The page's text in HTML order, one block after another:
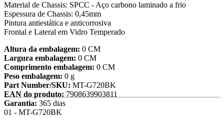
Material de Chassis: SPCC - Aço carbono laminado a frio
Espessura de Chassis: 0,45mm
Pintura antiestática e anticorrosiva
Frontal e Lateral em Vidro Temperado
Altura da embalagem: 0 CM
Largura embalagem: 0 CM
Comprimento embalagem: 0 CM
Peso embalagem: 0 g
Part Number/SKU: MT-G720BK
EAN do produto: 7908639903811
Garantia: 365 dias
01 - MT-G720BK